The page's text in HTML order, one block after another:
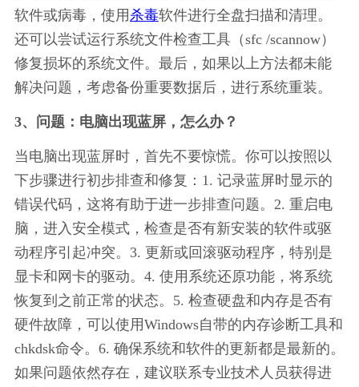
软件或病毒，使用 杀毒软件进行全盘扫描和清理。
还可以尝试运行系统文件检查工具（sfc /scannow）
修复损坏的系统文件。最后，如果以上方法都未能
解决问题，考虑备份重要数据后，进行系统重装。
3、问题：电脑出现蓝屏，怎么办？
当电脑出现蓝屏时，首先不要惊慌。你可以按照以
下步骤进行初步排查和修复：1. 记录蓝屏时显示的
错误代码，这将有助于进一步排查问题。2. 重启电
脑，进入安全模式，检查是否有新安装的软件或驱
动程序引起冲突。3. 更新或回滚驱动程序，特别是
显卡和网卡的驱动。4. 使用系统还原功能，将系统
恢复到之前正常的状态。5. 检查硬盘和内存是否有
硬件故障，可以使用Windows自带的内存诊断工具和
chkdsk命令。6. 确保系统和软件的更新都是最新的。
如果问题依然存在，建议联系专业技术人员获得进